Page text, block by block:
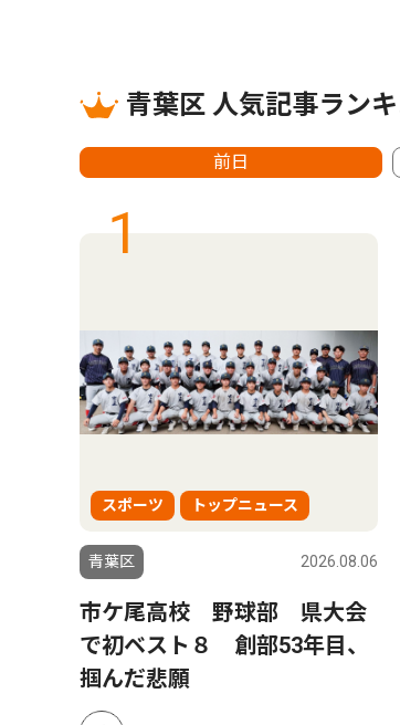
青葉区 人気記事ラン
前日
1
スポーツ トップニュース
青葉区 2026.08.06
市ケ尾高校 野球部 県大会
で初ベスト８ 創部53年目、
掴んだ悲願